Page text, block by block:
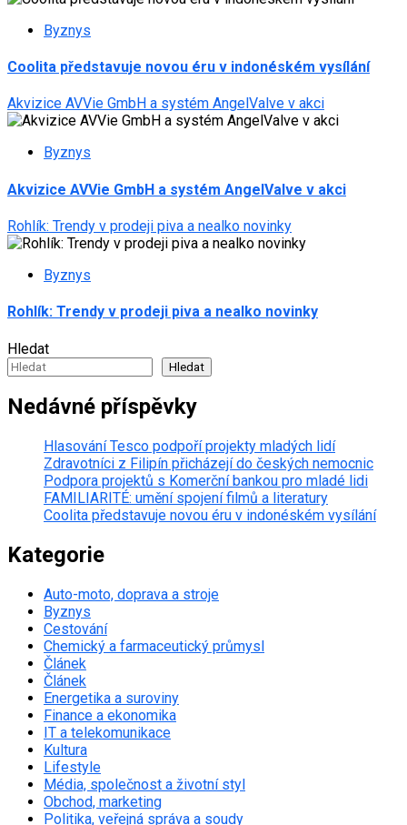
Byznys
Coolita představuje novou éru v indonéském vysílání
Akvizice AVVie GmbH a systém AngelValve v akci
Byznys
Akvizice AVVie GmbH a systém AngelValve v akci
Rohlík: Trendy v prodeji piva a nealko novinky
Byznys
Rohlík: Trendy v prodeji piva a nealko novinky
Hledat
Hledat
Nedávné příspěvky
Hlasování Tesco podpoří projekty mladých lidí
Zdravotníci z Filipín přicházejí do českých nemocnic
Podpora projektů s Komerční bankou pro mladé lidi
FAMILIARITÉ: umění spojení filmů a literatury
Coolita představuje novou éru v indonéském vysílání
Kategorie
Auto-moto, doprava a stroje
Byznys
Cestování
Chemický a farmaceutický průmysl
Článek
Článek
Energetika a suroviny
Finance a ekonomika
IT a telekomunikace
Kultura
Lifestyle
Média, společnost a životní styl
Obchod, marketing
Politika, veřejná správa a soudy